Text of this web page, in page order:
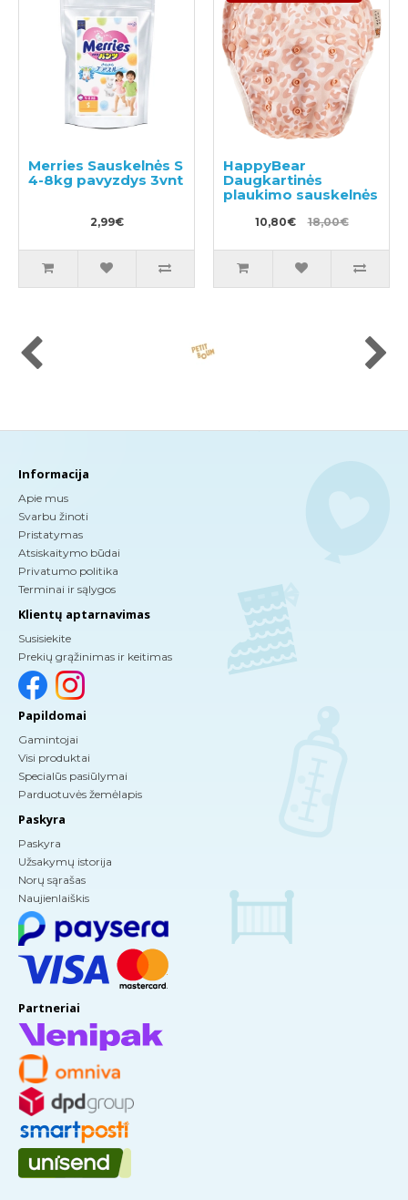
Merries Sauskelnės S
4-8kg pavyzdys 3vnt
2,99€
HappyBear
Daugkartinės
plaukimo sauskelnės
10,80€ 18,00€
Informacija
Apie mus
Svarbu žinoti
Pristatymas
Atsiskaitymo būdai
Privatumo politika
Terminai ir sąlygos
Klientų aptarnavimas
Susisiekite
Prekių grąžinimas ir keitimas
Papildomai
Gamintojai
Visi produktai
Specialūs pasiūlymai
Parduotuvės žemėlapis
Paskyra
Paskyra
Užsakymų istorija
Norų sąrašas
Naujienlaiškis
Partneriai